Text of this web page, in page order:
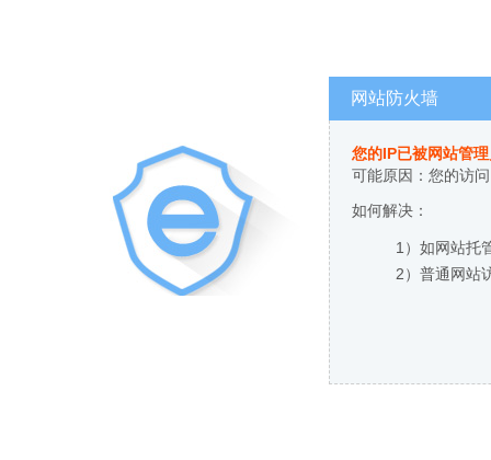
网站防火墙
您的IP已被网站管
可能原因：您的访
如何解决：
1）如网站托
2）普通网站